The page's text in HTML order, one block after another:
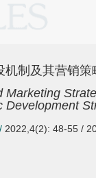
制及其营销策
Development
2022,4(2): 48-55 /